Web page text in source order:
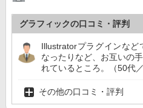
グラフィックの口コミ・評判
Illustratorプラグインなど
なったりなど、お互いの
れているところ。（50代／
その他の口コミ・評判